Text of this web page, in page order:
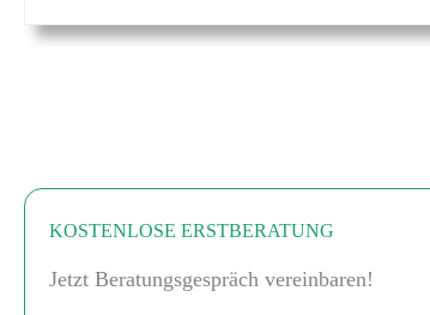
KOSTENLOSE ERSTBERATUNG
Jetzt Beratungsgespräch vereinbaren!